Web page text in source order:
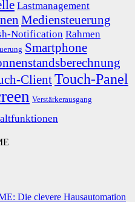
Lastmanagement
Mediensteuerung
Notification Rahmen
Smartphone
ClientTouch-Panel
Verstärkerausgang